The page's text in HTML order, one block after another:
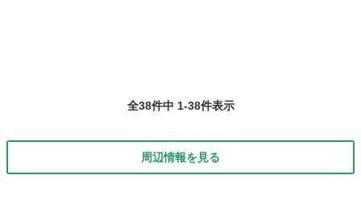
全38件中 1-38件表示
周辺情報を見る